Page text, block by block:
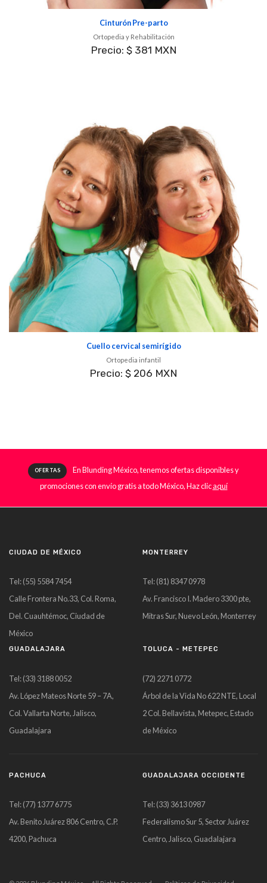
Cinturón Pre-parto
Ortopedia y Rehabilitación
Precio: $ 381 MXN
Cuello cervical semirígido
Ortopedia infantil
Precio: $ 206 MXN
OFERTAS
En Blunding México, tenemos ofertas disponibles y
promociones con envío gratis a todo México, Haz clicaquí
CIUDAD DE MÉXICO
Tel: (55) 5584 7454
Calle Frontera No.33, Col. Roma,
Del. Cuauhtémoc, Ciudad de
México
MONTERREY
Tel: (81) 8347 0978
Av. Francisco I. Madero 3300 pte,
Mitras Sur, Nuevo León, Monterrey
GUADALAJARA
Tel: (33) 3188 0052
Av. López Mateos Norte 59 – 7A,
Col. Vallarta Norte, Jalisco,
Guadalajara
TOLUCA - METEPEC
(72) 2271 0772
Árbol de la Vida No 622 NTE, Local
2 Col. Bellavista, Metepec, Estado
de México
PACHUCA
Tel: (77) 1377 6775
Av. Benito Juárez 806 Centro, C.P.
4200, Pachuca
GUADALAJARA OCCIDENTE
Tel: (33) 3613 0987
Federalismo Sur 5, Sector Juárez
Centro, Jalisco, Guadalajara